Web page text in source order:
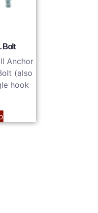
Bolt
Anchor
(also
hook